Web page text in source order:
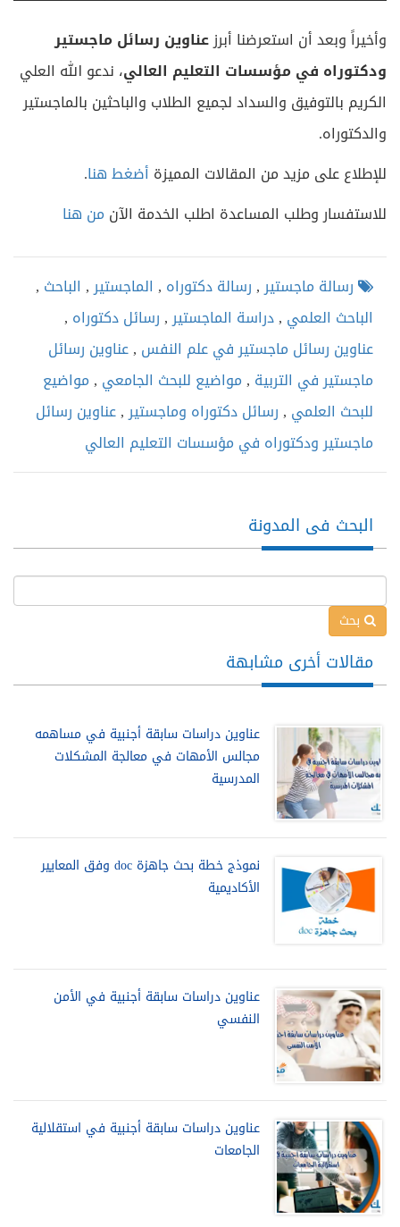
وأخيراً وبعد أن استعرضنا أبرزعناوين رسائل ماجستير
ودكتوراه فيمؤسسات التعليم العالي، ندعو الله العلي
الكريم بالتوفيق والسداد لجميع الطلاب والباحثين بالماجستير
والدكتوراه.
للإطلاع على مزيد من المقالات المميزة أضغط هنا.
للاستفسار وطلب المساعدة اطلب الخدمة الآن من هنا
رسالة ماجستير,رسالة دكتوراه , الماجستير, الباحث ,
الباحث العلمي ,دراسة الماجستير,رسائل دكتوراه ,
عناوين رسائل ماجستير في علم النفس ,عناوين رسائل
ماجستير في التربية ,مواضيع للبحث الجامعي ,مواضيع
للبحث العلمي ,رسائل دكتوراه وماجستير,عناوين رسائل
ماجستير ودكتوراه في مؤسسات التعليم العالي
البحث فى المدونة
بحث
مقالات أخرى مشابهة
عناوين دراسات سابقة أجنبية في مساهمه
مجالس الأمهات في معالجة المشكلات
المدرسية
نموذج خطة بحث جاهزة doc وفق المعايير
الأكاديمية
عناوين دراسات سابقة أجنبية في الأمن
النفسي
عناوين دراسات سابقة أجنبية في استقلالية
الجامعات